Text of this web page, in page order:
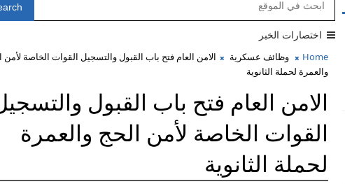
اختصارات الخبر
Home وظائف عسكرية
الامن العام فتح باب القبول والتسجيل القوات الخاصة لأمن
والعمرة لحملة الثانوية
الامن العام فتح باب القبول
القوات الخاصة لأمن الحج والعمرة
لحملة الثانوية